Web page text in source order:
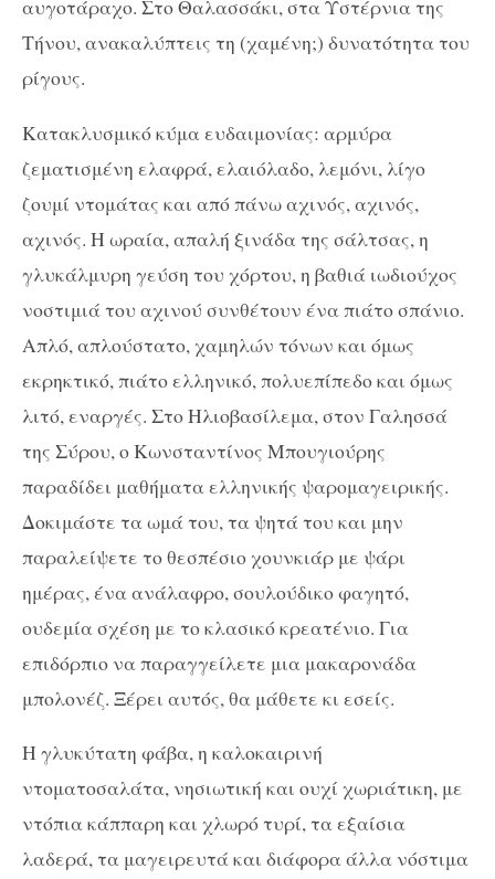
αυγοτάραχο. Στο Θαλασσάκι, στα Υστέρνια της
Τήνου, ανακαλύπτεις τη (χαμένη;) δυνατότητα του
ρίγους.
Κατακλυσμικό κύμα ευδαιμονίας: αρμύρα
ζεματισμένη ελαφρά, ελαιόλαδο, λεμόνι, λίγο
ζουμί ντομάτας και από πάνω αχινός, αχινός,
αχινός. Η ωραία, απαλή ξινάδα της σάλτσας, η
γλυκάλμυρη γεύση του χόρτου, η βαθιά ιωδιούχος
νοστιμιά του αχινού συνθέτουν ένα πιάτο σπάνιο.
Απλό, απλούστατο, χαμηλών τόνων και όμως
εκρηκτικό, πιάτο ελληνικό, πολυεπίπεδο και όμως
λιτό, εναργές. Στο Ηλιοβασίλεμα, στον Γαλησσά
της Σύρου, ο Κωνσταντίνος Μπουγιούρης
παραδίδει μαθήματα ελληνικής ψαρομαγειρικής.
Δοκιμάστε τα ωμά του, τα ψητά του και μην
παραλείψετε το θεσπέσιο χουνκιάρ με ψάρι
ημέρας, ένα ανάλαφρο, σουλούδικο φαγητό,
ουδεμία σχέση με το κλασικό κρεατένιο. Για
επιδόρπιο να παραγγείλετε μια μακαρονάδα
μπολονέζ. Ξέρει αυτός, θα μάθετε κι εσείς.
Η γλυκύτατη φάβα, η καλοκαιρινή
ντοματοσαλάτα, νησιωτική και ουχί χωριάτικη, με
ντόπια κάππαρη και χλωρό τυρί, τα εξαίσια
λαδερά, τα μαγειρευτά και διάφορα άλλα νόστιμα